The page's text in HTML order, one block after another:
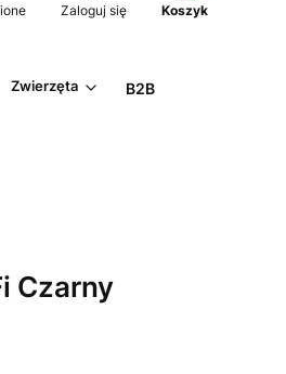
Zaloguj się Koszyk
Zwierzęta B2B
Czarny